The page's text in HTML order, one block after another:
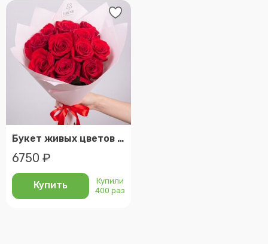
Букет живых цветов из 11 красных роз, эквадор, 50 см | арт: 287
6750 ₽
Купить
Купили
400 раз